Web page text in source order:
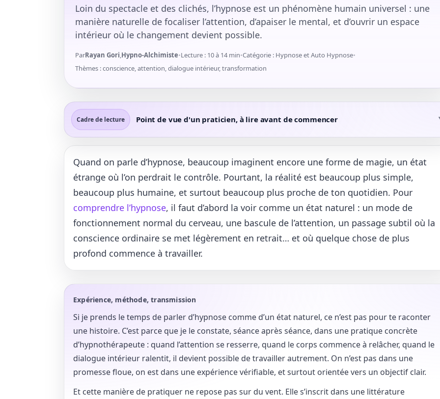
Loin du spectacle et des clichés, l’hypnose est un phénomène humain universel : une
manière naturelle de focaliser l’attention, d’apaiser le mental, et d’ouvrir un espace
intérieur où le changement devient possible.
ParRayan Gori,Hypno-Alchimiste•Lecture : 10 à 14 min•Catégorie : Hypnose et Auto Hypnose•
Thèmes : conscience, attention, dialogue intérieur, transformation
Cadre de lecture Point de vue d'un praticien, à lire avant de commencer
Quand on parle d’hypnose, beaucoup imaginent encore une forme de magie, un état
étrange où l’on perdrait le contrôle. Pourtant, la réalité est beaucoup plus simple,
beaucoup plus humaine, et surtout beaucoup plus proche de ton quotidien. Pour
comprendre l’hypnose, il faut d’abord la voir comme un état naturel : un mode de
fonctionnement normal du cerveau, une bascule de l’attention, un passage subtil où la
conscience ordinaire se met légèrement en retrait… et où quelque chose de plus
profond commence à travailler.
Expérience, méthode, transmission
Si je prends le temps de parler d’hypnose comme d’un état naturel, ce n’est pas pour te raconter
une histoire. C’est parce que je le constate, séance après séance, dans une pratique concrète
d’hypnothérapeute : quand l’attention se resserre, quand le corps commence à relâcher, quand le
dialogue intérieur ralentit, il devient possible de travailler autrement. On n’est pas dans une
promesse floue, on est dans une expérience vérifiable, et surtout orientée vers un objectif clair.
Et cette manière de pratiquer ne repose pas sur du vent. Elle s’inscrit dans une littérature